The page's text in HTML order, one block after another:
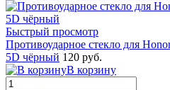
Быстрый просмотр
Противоударное стекло для
5D чёрный 120 руб.
В корзину